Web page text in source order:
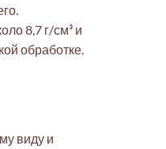
8,7 г/см³ и
обработке.
виду и